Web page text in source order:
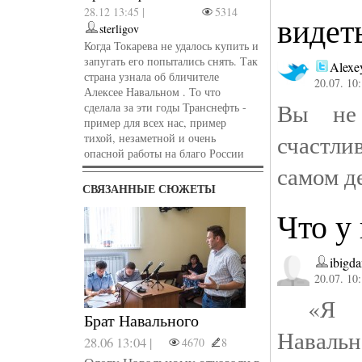
28.12 13:45 |
5314
sterligov
Когда Токарева не удалось купить и
запугать его попытались снять. Так
страна узнала об бличителе
Алексее Навальном . То что
сделала за эти годы Транснефть -
пример для всех нас, пример
тихой, незаметной и очень
опасной работы на благо России
СВЯЗАННЫЕ СЮЖЕТЫ
Брат Навального
28.06 13:04 | 4670 8
20.07.
Вы не
самом
Что у
20.07.
«Я